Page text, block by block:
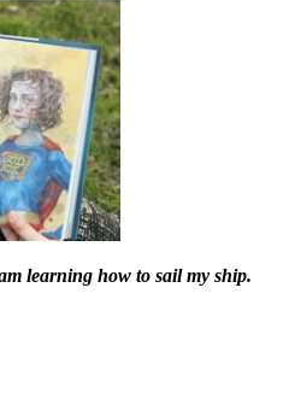
learning how to sail my ship.